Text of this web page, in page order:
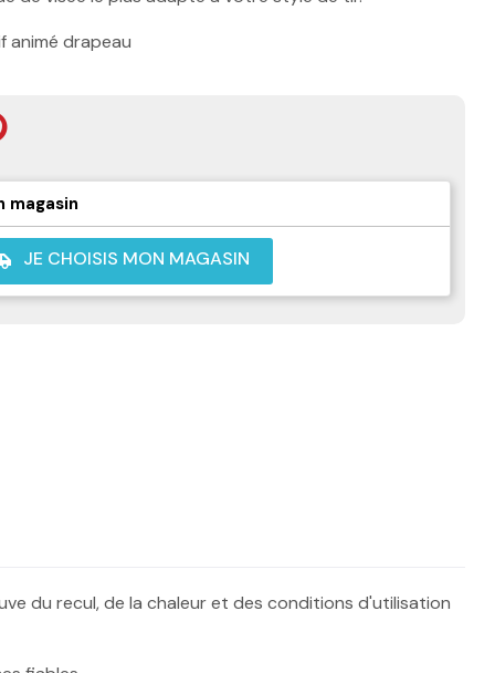
magasin
JE CHOISIS MON MAGASIN
du recul, de la chaleur et des conditions d'utilisation